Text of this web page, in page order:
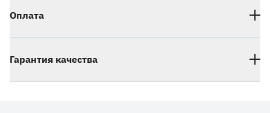
Оплата
Гарантия качества